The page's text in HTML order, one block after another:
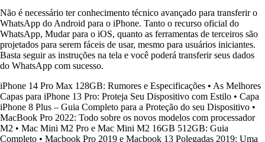
Não é necessário ter conhecimento técnico avançado para transferir o
WhatsApp do Android para o iPhone. Tanto o recurso oficial do
WhatsApp, Mudar para o iOS, quanto as ferramentas de terceiros são
projetados para serem fáceis de usar, mesmo para usuários iniciantes.
Basta seguir as instruções na tela e você poderá transferir seus dados
do WhatsApp com sucesso.
iPhone 14 Pro Max 128GB: Rumores e Especificações • As Melhores
Capas para iPhone 13 Pro: Proteja Seu Dispositivo com Estilo • Capa
iPhone 8 Plus – Guia Completo para a Proteção do seu Dispositivo •
MacBook Pro 2022: Todo sobre os novos modelos com processador
M2 • Mac Mini M2 Pro e Mac Mini M2 16GB 512GB: Guia
Completo • Macbook Pro 2019 e Macbook 13 Polegadas 2019: Uma